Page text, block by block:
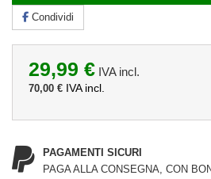
Condividi
29,99 € IVA incl.
70,00 € IVA incl.
PAGAMENTI SICURI
PAGA ALLA CONSEGNA, CON